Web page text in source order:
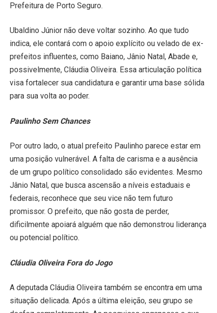
Prefeitura de Porto Seguro.
Ubaldino Júnior não deve voltar sozinho. Ao que tudo
indica, ele contará com o apoio explícito ou velado de ex-
prefeitos influentes, como Baiano, Jânio Natal, Abade e,
possivelmente, Cláudia Oliveira. Essa articulação política
visa fortalecer sua candidatura e garantir uma base sólida
para sua volta ao poder.
Paulinho Sem Chances
Por outro lado, o atual prefeito Paulinho parece estar em
uma posição vulnerável. A falta de carisma e a ausência
de um grupo político consolidado são evidentes. Mesmo
Jânio Natal, que busca ascensão a níveis estaduais e
federais, reconhece que seu vice não tem futuro
promissor. O prefeito, que não gosta de perder,
dificilmente apoiará alguém que não demonstrou liderança
ou potencial político.
Cláudia Oliveira Fora do Jogo
A deputada Cláudia Oliveira também se encontra em uma
situação delicada. Após a última eleição, seu grupo se